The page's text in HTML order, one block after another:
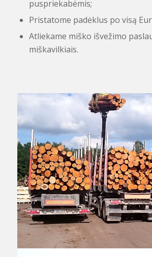
puspriekabėmis;
Pristatome padėklus po visą
Atliekame miško išvežimo
miškavilkiais.